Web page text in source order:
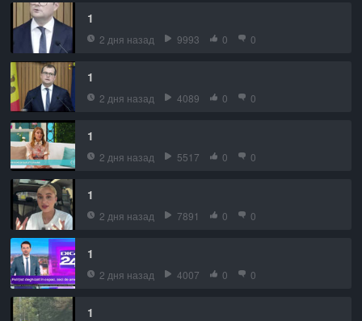
1
2 дня назад 9993 0 0
1
2 дня назад 4089 0 0
1
2 дня назад 5517 0 0
1
2 дня назад 7891 0 0
1
2 дня назад 4007 0 0
1